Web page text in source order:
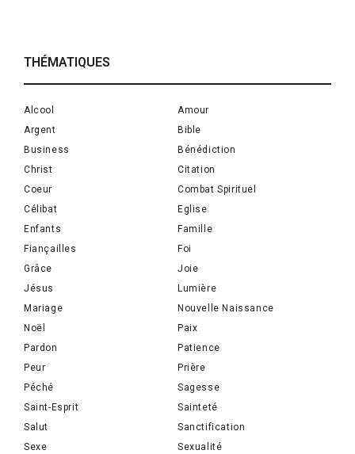
THÉMATIQUES
Alcool
Amour
Argent
Bible
Business
Bénédiction
Christ
Citation
Coeur
Combat Spirituel
Célibat
Eglise
Enfants
Famille
Fiançailles
Foi
Grâce
Joie
Jésus
Lumière
Mariage
Nouvelle Naissance
Noël
Paix
Pardon
Patience
Peur
Prière
Péché
Sagesse
Saint-Esprit
Sainteté
Salut
Sanctification
Sexe
Sexualité